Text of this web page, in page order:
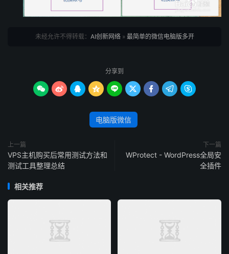
未经允许不得转载： AI创新网络» 最简单的微信电脑版多开
分享到
        
电脑版微信
上一篇
VPS主机购买后常用测试方法和
测试工具整理总结
下一篇
WProtect - WordPress全局安
全插件
相关推荐